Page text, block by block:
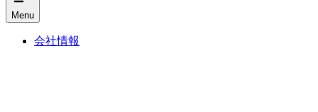
Menu
会社情報